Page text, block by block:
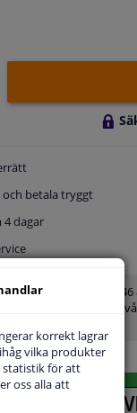
betala tryggt
4 dagar
Kundservice:
08-
Ställ din fråga hos
korrekt lagrar
vilka produkter
statistik för att
oss alla att